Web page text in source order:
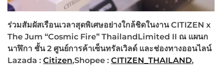
ร่วมสัมผัสเรือนเวลาสุดพิเศษอย่างใกล้ชิดในงานCITIZEN x
The Jum “Cosmic Fire” ThailandLimited II ณ แผนก
นาฬิกา ชั้น 2 ศูนย์การค้าเซ็นทรัลเวิลด์ และช่องทางออนไลน์
Lazada : Citizen,Shopee : CITIZEN_THAILAND,